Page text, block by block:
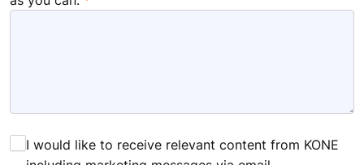
I would like to receive relevant content from KONE